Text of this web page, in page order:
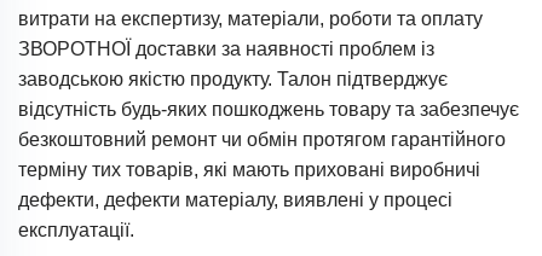
витрати на експертизу, матеріали, роботи та оплату
ЗВОРОТНОЇ доставки за наявності проблем із
заводською якістю продукту. Талон підтверджує
відсутність будь-яких пошкоджень товару та забезпечує
безкоштовний ремонт чи обмін протягом гарантійного
терміну тих товарів, які мають приховані виробничі
дефекти, дефекти матеріалу, виявлені у процесі
експлуатації.